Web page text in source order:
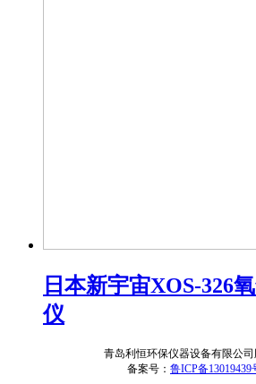
日本新宇宙XOS-326
仪
青岛利恒环保仪器设备有限公
备案号： 鲁ICP备13019439